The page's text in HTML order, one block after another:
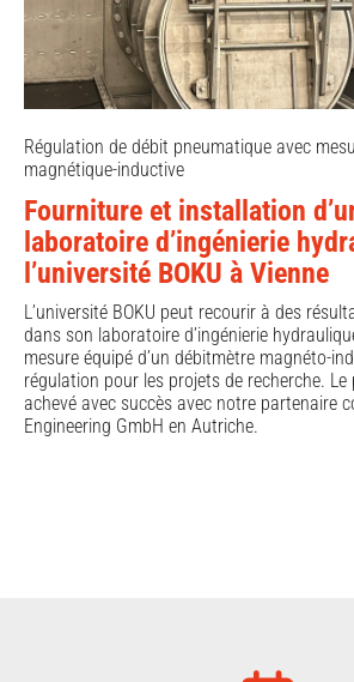
Régulation de débit pneumatique avec
magnétique-inductive
Fourniture et installation
laboratoire d’ingénierie
l’université BOKU à Vienne
L’université BOKU peut recourir à des
dans son laboratoire d’ingénierie
mesure équipé d’un débitmètre magnéto-
régulation pour les projets de recherche.
achevé avec succès avec notre partenaire
Engineering GmbH en Autriche.